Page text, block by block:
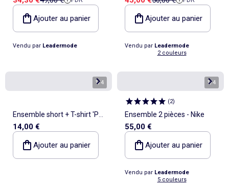
Ajouter au panier
Vendu par Leadermode
Ajouter au panier
Vendu par Leadermode
2 couleurs
1/4
Ensemble short + T-shirt 'Pat'
Patrouille'
14,00 €
Ajouter au panier
1/4
(2)
Ensemble 2 pièces - Nike
55,00 €
Ajouter au panier
Vendu par Leadermode
5 couleurs